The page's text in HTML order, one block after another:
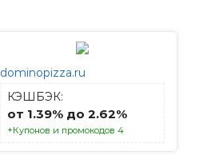
dominopizza.ru
КЭШБЭК:
от 1.39% до 2.62%
+Купонов и промокодов 4